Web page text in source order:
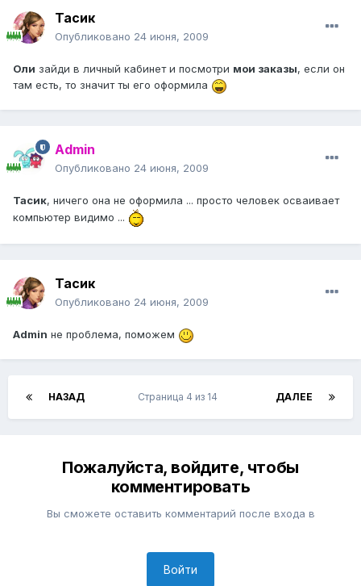
Тасик
Опубликовано 24 июня, 2009
Оли зайди в личный кабинет и посмотри мои заказы, если он
там есть, то значит ты его оформила
Admin
Опубликовано 24 июня, 2009
Тасик, ничего она не оформила ... просто человек осваивает
компьютер видимо ...
Тасик
Опубликовано 24 июня, 2009
Admin не проблема, поможем
НАЗАД ДАЛЕЕ
Страница 4 из 14
Пожалуйста, войдите, чтобы
комментировать
Вы сможете оставить комментарий после входа в
Войти